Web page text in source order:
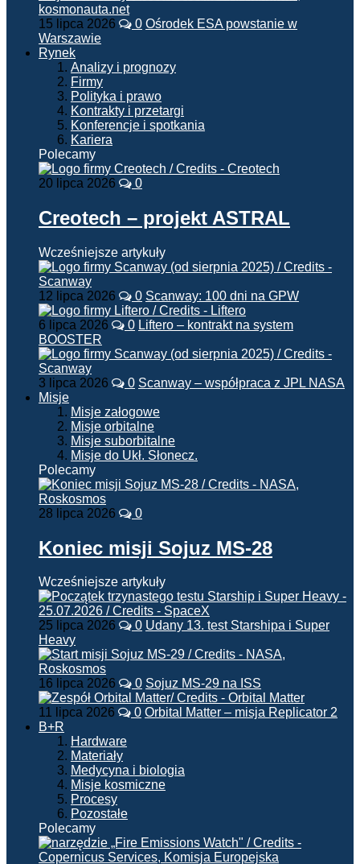
15 lipca 2026 0 Ośrodek ESA powstanie w
Warszawie
Rynek
Analizy i prognozy
Firmy
Polityka i prawo
Kontrakty i przetargi
Konferencje i spotkania
Kariera
Polecamy
20 lipca 2026 0
Creotech – projekt ASTRAL
Wcześniejsze artykuły
12 lipca 2026 0 Scanway: 100 dni na GPW
6 lipca 2026 0 Liftero – kontrakt na system
BOOSTER
3 lipca 2026 0 Scanway – współpraca z JPL NASA
Misje
Misje załogowe
Misje orbitalne
Misje suborbitalne
Misje do Ukł. Słonecz.
Polecamy
28 lipca 2026 0
Koniec misji Sojuz MS-28
Wcześniejsze artykuły
25 lipca 2026 0 Udany 13. test Starshipa i Super
Heavy
16 lipca 2026 0 Sojuz MS-29 na ISS
11 lipca 2026 0 Orbital Matter – misja Replicator 2
B+R
Hardware
Materiały
Medycyna i biologia
Misje kosmiczne
Procesy
Pozostałe
Polecamy